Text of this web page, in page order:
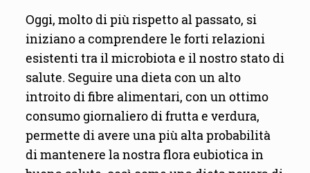
Oggi, molto di più rispetto al passato, si
iniziano a comprendere le forti relazioni
esistenti tra il microbiota e il nostro stato di
salute. Seguire una dieta con un alto
introito di fibre alimentari, con un ottimo
consumo giornaliero di frutta e verdura,
permette di avere una più alta probabilità
di mantenere la nostra flora eubiotica in